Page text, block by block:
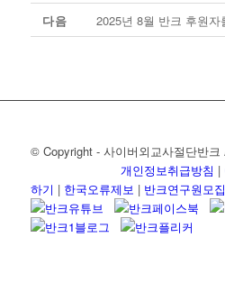
다음
2025년 8월 반크 후원자
© Copyright - 사이버외교사절단반
개인정보취급방침 |
하기 | 한국오류제보 | 반크연구원모집